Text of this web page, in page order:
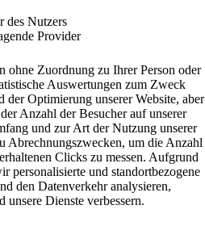
des Nutzers
Provider
ohne Zuordnung zu Ihrer Person oder
Auswertungen zum Zweck
der Optimierung unserer Website, aber
Anzahl der Besucher auf unserer
und zur Art der Nutzung unserer
Abrechnungszwecken, um die Anzahl
Clicks zu messen. Aufgrund
personalisierte und standortbezogene
den Datenverkehr analysieren,
unsere Dienste verbessern.